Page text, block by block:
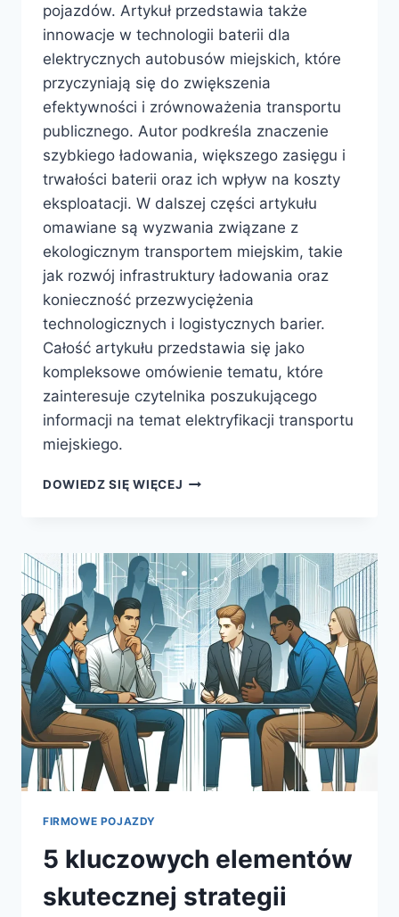
pojazdów. Artykuł przedstawia także
innowacje w technologii baterii dla
elektrycznych autobusów miejskich, które
przyczyniają się do zwiększenia
efektywności i zrównoważenia transportu
publicznego. Autor podkreśla znaczenie
szybkiego ładowania, większego zasięgu i
trwałości baterii oraz ich wpływ na koszty
eksploatacji. W dalszej części artykułu
omawiane są wyzwania związane z
ekologicznym transportem miejskim, takie
jak rozwój infrastruktury ładowania oraz
konieczność przezwyciężenia
technologicznych i logistycznych barier.
Całość artykułu przedstawia się jako
kompleksowe omówienie tematu, które
zainteresuje czytelnika poszukującego
informacji na temat elektryfikacji transportu
miejskiego.
DOWIEDZ SIĘ WIĘCEJ PRZYSZŁOŚĆ
TRANSPORCIE
MIEJSKIM
FIRMOWE POJAZDY
5 kluczowych elementów
skutecznej strategii